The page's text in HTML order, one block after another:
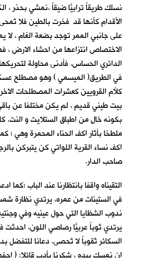
نسلك طريقاً ترابيّاً ضيقاً ،نمشي بحذر ،
الأقدام كأنها قد فخرت بالطين فلا
على جانبي الممر توجد بضعة الغام ، لا
الاختصاص انتزاعها من احشاء الارض ،
الدائري الحساس. فأدنى محاولة
في الطريق( الميسمي ) وهو مصطلح
كلأم القرويين كعشرات المصطلحات
بيت طيني قديم ، لم يكن مختلفا عن
بكونه خالٍ من اطباق الستلايت و النت.
ملطخا بأثار اكف الحناء المحمرة وهي ؛ كما
اكف نساء القرية اللواتي كن يتبركن
صاحب الدار.
التقيناه واقفا بانتظارنا عند الباب ؛كما
في الستينات من عمره، يرتدي نظارة
ندوب الشظايا التي حول عينيه وفي
يرتدي ثوباً عربيّاً رصاصي اللون، احدثت
السكائر ثقوباً لا تٌحصى. دعانا للتفضل